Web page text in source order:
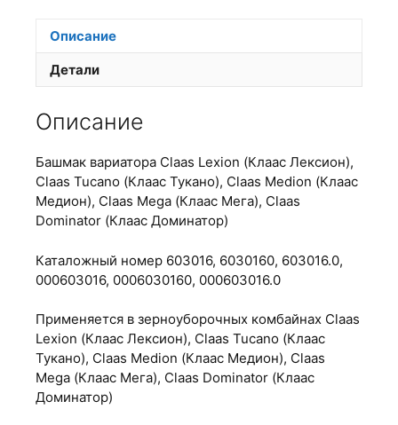
Описание
Детали
Описание
Башмак вариатора Claas Lexion (Клаас Лексион),
Claas Tucano (Клаас Тукано), Claas Medion (Клаас
Медион), Claas Mega (Клаас Мега), Claas
Dominator (Клаас Доминатор)
Каталожный номер 603016, 6030160, 603016.0,
000603016, 0006030160, 000603016.0
Применяется в зерноуборочных комбайнах Claas
Lexion (Клаас Лексион), Claas Tucano (Клаас
Тукано), Claas Medion (Клаас Медион), Claas
Mega (Клаас Мега), Claas Dominator (Клаас
Доминатор)